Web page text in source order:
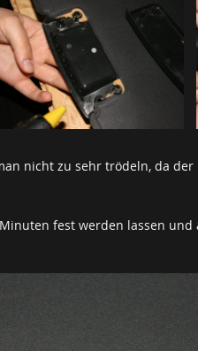
nicht zu sehr trödeln, da
fest werden lassen